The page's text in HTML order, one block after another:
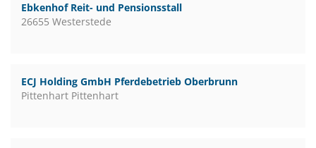
Ebkenhof Reit- und Pensionsstall
26655 Westerstede
ECJ Holding GmbH Pferdebetrieb Oberbrunn
Pittenhart Pittenhart